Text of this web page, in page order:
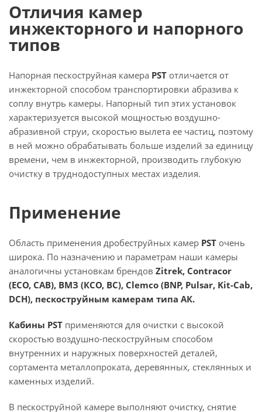
Отличия камер
инжекторного и напорного
типов
Напорная пескоструйная камера PST отличается от
инжекторной способом транспортировки абразива к
соплу внутрь камеры. Напорный тип этих установок
характеризуется высокой мощностью воздушно-
абразивной струи, скоростью вылета ее частиц, поэтому
в ней можно обрабатывать больше изделий за единицу
времени, чем в инжекторной, производить глубокую
очистку в труднодоступных местах изделия.
Применение
Область применения дробеструйных камер PST очень
широка. По назначению и параметрам наши камеры
аналогичны установкам брендов Zitrek, Contracor
(ECO, CAB), ВМЗ (КСО, ВС), Clemco (BNP, Pulsar, Kit-Cab,
DCH), пескоструйным камерам типа АК.
Кабины PST применяются для очистки с высокой
скоростью воздушно-пескоструйным способом
внутренних и наружных поверхностей деталей,
сортамента металлопроката, деревянных, стеклянных и
каменных изделий.
В пескоструйной камере выполняют очистку, снятие